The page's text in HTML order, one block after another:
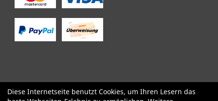
SALE Specialized Factor Cervélo BMC Orbea Yeti
Diese Internetseite benutzt Cookies, um Ihren Lesern das